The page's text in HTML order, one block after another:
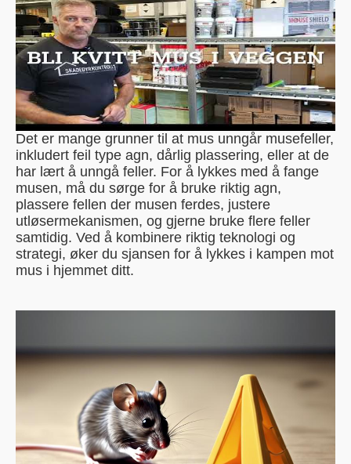
Det er mange grunner til at mus unngår musefeller,
inkludert feil type agn, dårlig plassering, eller at de
har lært å unngå feller. For å lykkes med å fange
musen, må du sørge for å bruke riktig agn,
plassere fellen der musen ferdes, justere
utløsermekanismen, og gjerne bruke flere feller
samtidig. Ved å kombinere riktig teknologi og
strategi, øker du sjansen for å lykkes i kampen mot
mus i hjemmet ditt.